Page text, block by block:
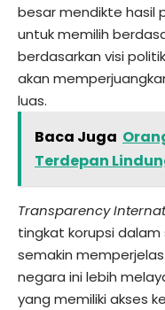
besar mendikte hasil
untuk memilih
berdasarkan visi
akan
luas.
Baca Juga
Terdepan
Transparency
tingkat korupsi
semakin
negara ini lebih
yang memiliki akses